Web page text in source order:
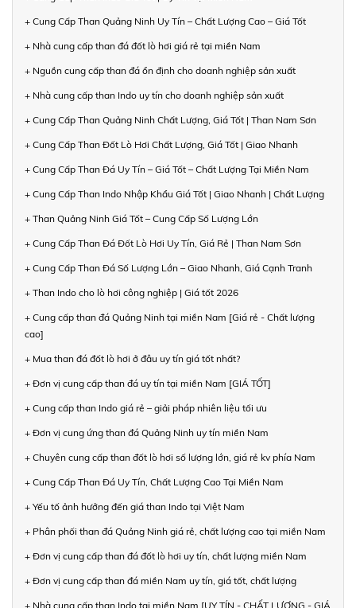
+ Cung Cấp Than Quảng Ninh Uy Tín – Chất Lượng Cao – Giá Tốt
+ Nhà cung cấp than đá đốt lò hơi giá rẻ tại miền Nam
+ Nguồn cung cấp than đá ổn định cho doanh nghiệp sản xuất
+ Nhà cung cấp than Indo uy tín cho doanh nghiệp sản xuất
+ Cung Cấp Than Quảng Ninh Chất Lượng, Giá Tốt | Than Nam Sơn
+ Cung Cấp Than Đốt Lò Hơi Chất Lượng, Giá Tốt | Giao Nhanh
+ Cung Cấp Than Đá Uy Tín – Giá Tốt – Chất Lượng Tại Miền Nam
+ Cung Cấp Than Indo Nhập Khẩu Giá Tốt | Giao Nhanh | Chất Lượng
+ Than Quảng Ninh Giá Tốt – Cung Cấp Số Lượng Lớn
+ Cung Cấp Than Đá Đốt Lò Hơi Uy Tín, Giá Rẻ | Than Nam Sơn
+ Cung Cấp Than Đá Số Lượng Lớn – Giao Nhanh, Giá Cạnh Tranh
+ Than Indo cho lò hơi công nghiệp | Giá tốt 2026
+ Cung cấp than đá Quảng Ninh tại miền Nam [Giá rẻ - Chất lượng
cao]
+ Mua than đá đốt lò hơi ở đâu uy tín giá tốt nhất?
+ Đơn vị cung cấp than đá uy tín tại miền Nam [GIÁ TỐT]
+ Cung cấp than Indo giá rẻ – giải pháp nhiên liệu tối ưu
+ Đơn vị cung ứng than đá Quảng Ninh uy tín miền Nam
+ Chuyên cung cấp than đốt lò hơi số lượng lớn, giá rẻ kv phía Nam
+ Cung Cấp Than Đá Uy Tín, Chất Lượng Cao Tại Miền Nam
+ Yếu tố ảnh hưởng đến giá than Indo tại Việt Nam
+ Phân phối than đá Quảng Ninh giá rẻ, chất lượng cao tại miền Nam
+ Đơn vị cung cấp than đá đốt lò hơi uy tín, chất lượng miền Nam
+ Đơn vị cung cấp than đá miền Nam uy tín, giá tốt, chất lượng
+ Nhà cung cấp than Indo tại miền Nam [UY TÍN - CHẤT LƯỢNG - GIÁ